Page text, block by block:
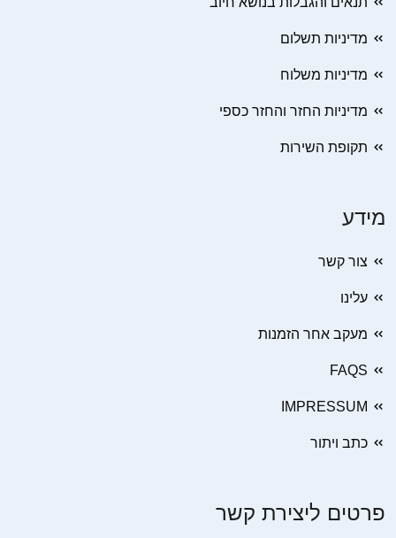
מדיניות תשלום
מדיניות משלוח
מדיניות החזר והחזר כספי
תקופת השירות
מידע
צור קשר
עלינו
מעקב אחר הזמנות
FAQS
IMPRESSUM
כתב ויתור
פרטים ליצירת קשר